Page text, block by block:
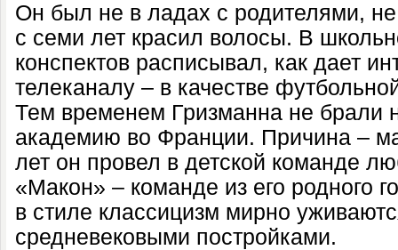
Он был не в ладах с родителями,
с семи лет красил волосы. В
конспектов расписывал, как дает
телеканалу – в качестве
Тем временем Гризманна не брали
академию во Франции. Причина –
лет он провел в детской команде
«Макон» – команде из его родного
в стиле классицизм мирно
средневековыми постройками.